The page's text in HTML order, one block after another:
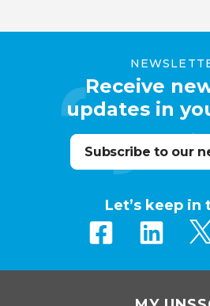
Receive
updates in
Subscribe to our
Let’s keep in